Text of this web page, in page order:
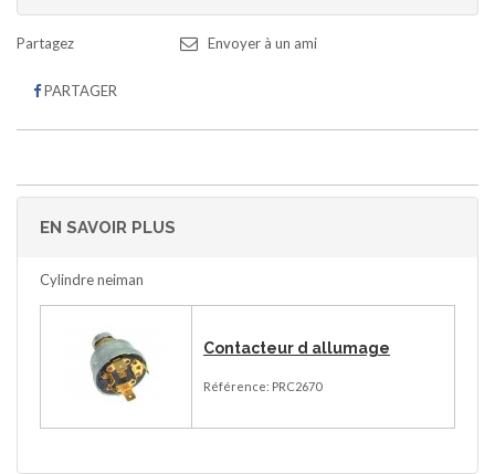
Envoyer à un ami
PARTAGER
EN SAVOIR PLUS
Cylindre neiman
Contacteur d allumage
Référence: PRC2670